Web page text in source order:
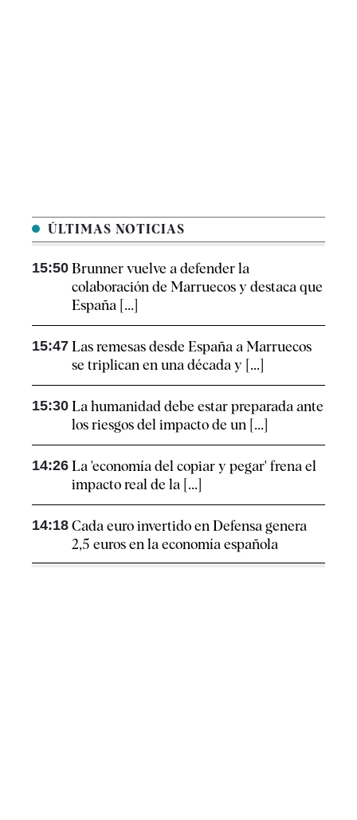
ÚLTIMAS NOTICIAS
15:50 Brunner vuelve a defender la
colaboración de Marruecos y destaca que
España [...]
15:47 Las remesas desde España a Marruecos
se triplican en una década y [...]
15:30 La humanidad debe estar preparada ante
los riesgos del impacto de un [...]
14:26 La 'economía del copiar y pegar' frena el
impacto real de la [...]
14:18 Cada euro invertido en Defensa genera
2,5 euros en la economía española